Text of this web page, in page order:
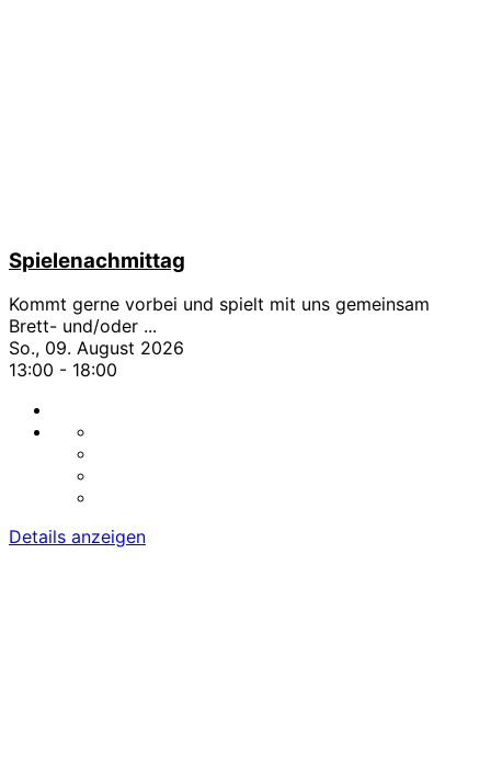
Spielenachmittag
Kommt gerne vorbei und spielt mit uns gemeinsam
Brett- und/oder ...
So., 09. August 2026
13:00 - 18:00
Details anzeigen